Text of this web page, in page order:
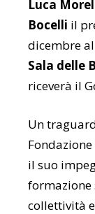
Luca
Bocelli il
dicembre
Sala delle
riceverà il
Un
il suo
formazione
collettività